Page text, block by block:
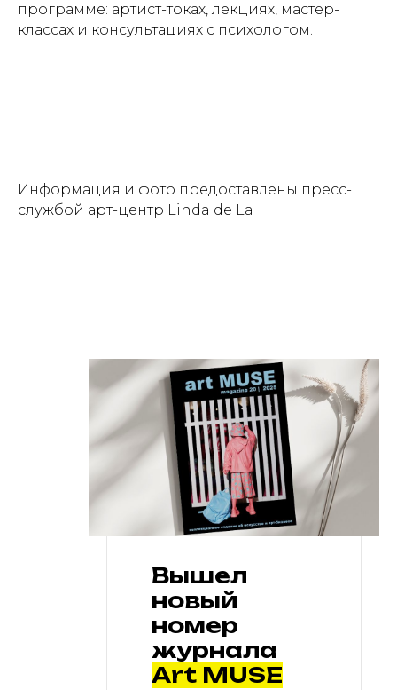
программе: артист-токах, лекциях, мастер-
классах и консультациях с психологом.
Информация и фото предоставлены пресс-
службой арт-центр Linda de La
Вышел
новый
номер
журнала
Art MUSE